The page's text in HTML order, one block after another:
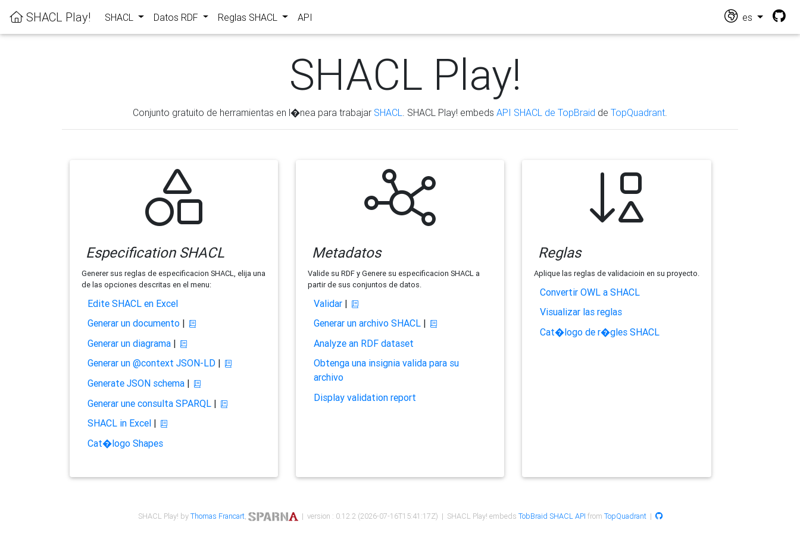
SHACL Play! SHACL Datos RDF Reglas SHACL API es
SHACL Play!
Conjunto gratuito de herramientas en l�nea para trabajar SHACL . SHACL Play! embeds API SHACL de TopBraid de TopQuadrant
Especification SHACL
Generer sus reglas de especificacion SHACL, elija una
de las opciones descritas en el menu:
Edite SHACL en Excel
Generar un documento|
Generar un diagrama|
Generar un @context JSON-LD|
Generate JSON schema|
Generar une consulta SPARQL|
SHACL in Excel|
Cat�logo Shapes
Metadatos
Valide su RDF y Genere su especificacion SHACL a
partir de sus conjuntos de datos.
Validar|
Generar un archivo SHACL|
Analyze an RDF dataset
Obtenga una insignia valida para su
archivo
Display validation report
Reglas
Aplique las reglas de validacioin en su proyecto.
Convertir OWL a SHACL
Visualizar las reglas
Cat�logo de r�gles SHACL
SHACL Play! byThomas Francart, | version : 0.12.2 (2026-07-16T15:41:17Z) | SHACL Play! embeds TobBraid SHACL API from TopQuadrant|